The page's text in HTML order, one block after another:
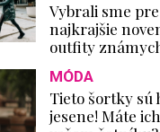
Vybrali sme pre
najkrajšie
outfity
MÓDA
Tieto šortky sú
jesene! Máte